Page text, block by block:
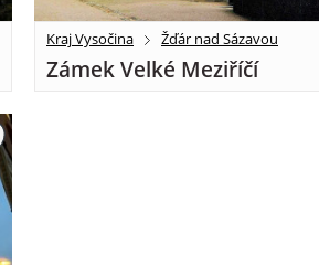
Kraj Vysočina Žďár nad Sázavou
Zámek Velké Meziříčí